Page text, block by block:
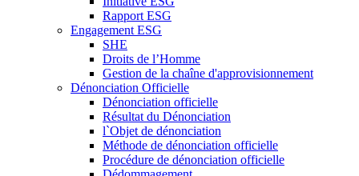
Rapport ESG
Engagement ESG
SHE
Droits de l’Homme
Gestion de la chaîne d'approvisionnement
Dénonciation Officielle
Dénonciation officielle
Résultat du Dénonciation
l`Objet de dénonciation
Méthode de dénonciation officielle
Procédure de dénonciation officielle